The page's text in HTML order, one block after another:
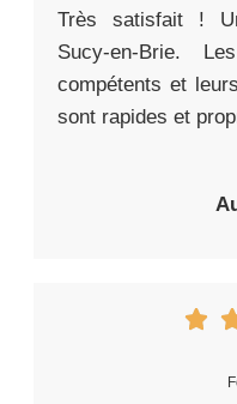
Très satisfait !
Sucy-en-Brie.
compétents et
sont rapides et